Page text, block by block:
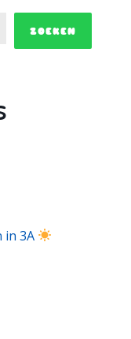
ZOEKEN
in 3A